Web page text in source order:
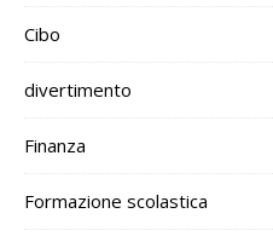
Cibo
divertimento
Finanza
Formazione scolastica